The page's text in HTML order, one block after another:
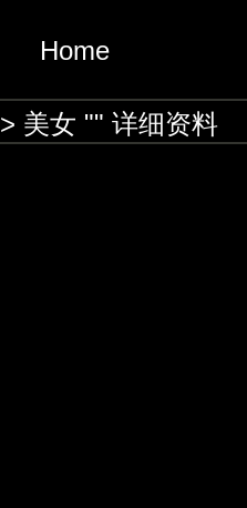
Home
> 美女 "" 详细资料